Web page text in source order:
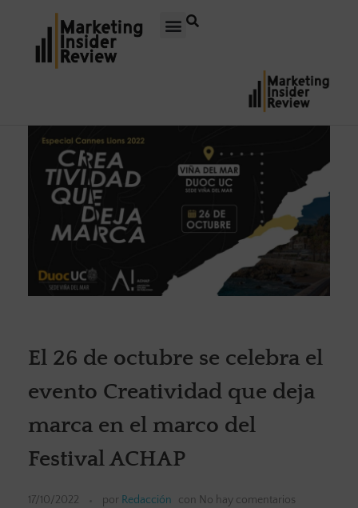
El 26 de octubre se celebra el
evento Creatividad que deja
marca en el marco del
Festival ACHAP
17/10/2022 por Redacción con No hay comentarios